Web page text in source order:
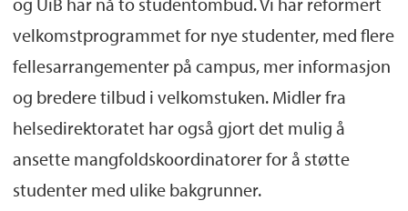
velkomstprogrammet for nye studenter, med flere
fellesarrangementer på campus, mer informasjon
og bredere tilbud i velkomstuken. Midler fra
helsedirektoratet har også gjort det mulig å
ansette mangfoldskoordinatorer for å støtte
studenter med ulike bakgrunner.